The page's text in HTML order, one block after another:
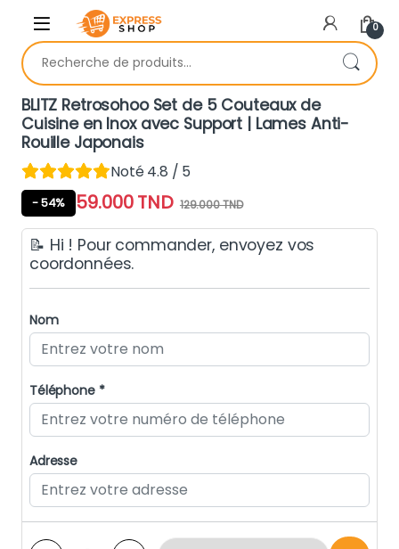
Skip to navigation
Skip to content
0
Recherche pour :
BLITZ Retrosohoo Set de 5 Couteaux de
Cuisine en Inox avec Support | Lames Anti-
Rouille Japonais
Noté 4.8 / 5
- 54% 59.000TND 129.000TND
📝 Hi ! Pour commander, envoyez vos
coordonnées.
Nom
Téléphone *
Adresse